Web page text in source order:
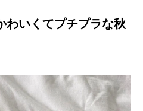
わいくてプチプラな秋